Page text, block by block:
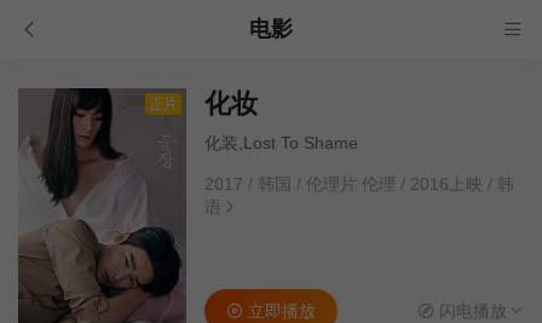
电影
正片 化妆
化装,Lost To Shame
2017 / 韩国 / 伦理片 伦理 / 2016上映 / 韩
语
立即播放 闪电播放